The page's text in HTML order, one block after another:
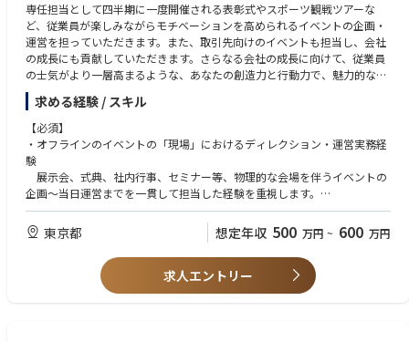
専任担当として四半期に一度開催される表彰式やスポーツ観戦ツアーな
ど、従業員が楽しみながらモチベーションを高められるイベントの企画・
運営を担っていただきます。また、取引先向けのイベントも担当し、会社
の成長にも貢献していただきます。さらなる会社の成長に向けて、従業員
の士気がより一層高まるような、あなたの創造力と行動力で、魅力的なイ
ベントを企画・運営してくれることを期待しています。
【具体的には】
・社内イベントの企画立案、運営
・社員の交流促進や組織活性化を目的とした新規イベントの提案
・イベント予算の管理
・社内外の関係者との連絡調整
〈組織構成〉
総務部メンバーは20名程度（うち女性9名）。
年齢層は20代前半～30代前半が中心で比較的若いメンバーが多く新卒と中
途の割合は半々となります。
求める経験 / スキル
【必須】
・オフラインのイベントの「現場」におけるディレクション・運営実務経
験
展示会、式典、社内行事、セミナー等、物理的な会場を伴うイベントの
企画〜当日運営までを一貫して担当した経験を重視します。
・Excel・PowerPointを用いた実務スキル
進行台本、座席表、備品リスト、予算管理表等の作成ができる方。
・イベント制作会社、広告代理店、または事業会社でのイベント専任担当
としての経験（2年以上）
東京都 想定年収 500 万円 ~ 600 万円
求人エントリー